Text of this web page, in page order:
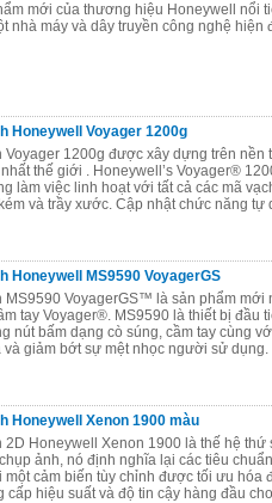
mới của thương hiệu Honeywell nổi
nhà máy và dây truyền công nghệ hiện
Honeywell Voyager 1200g
Voyager 1200g được xây dựng trên nền
thế giới . Honeywell’s Voyager®
làm việc linh hoạt với tất cả các mã
và trầy xước. Cập nhật chức năng tự
Honeywell MS9590 VoyagerGS
MS9590 VoyagerGS™ là sản phẩm mới
tay Voyager®. MS9590 là thiết bị đầu
nút bấm dạng cò súng, cầm tay cùng
và giảm bớt sự mệt nhọc người sử
Honeywell Xenon 1900 màu
2D Honeywell Xenon 1900 là thế hệ
ảnh, nó định nghĩa lại các tiêu
một cảm biến tùy chỉnh được tối ưu hóa
cấp hiệu suất và độ tin cậy hàng đầu